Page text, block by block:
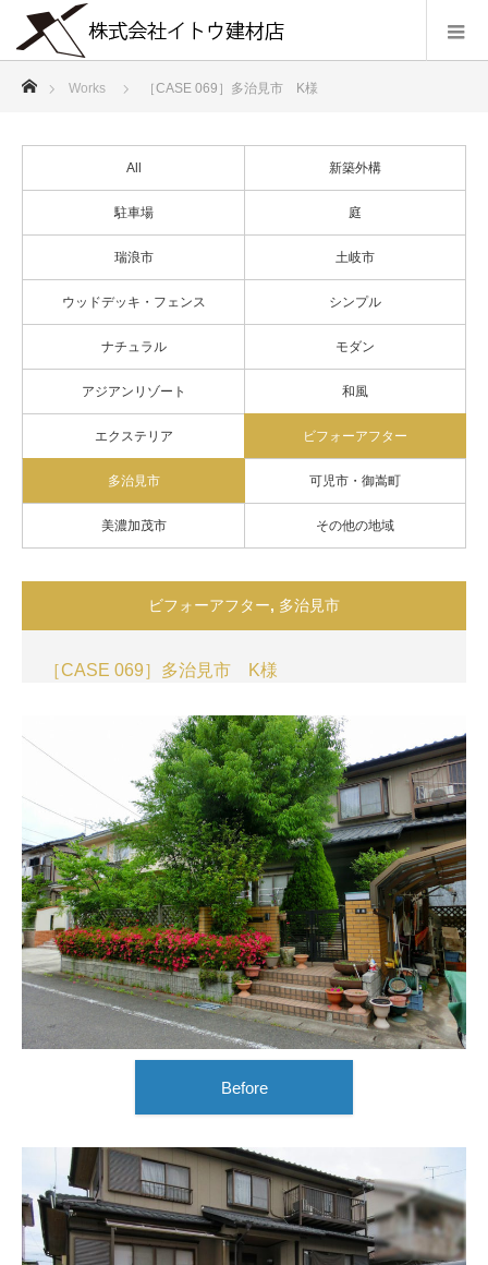
ホーム
Works ［CASE 069］多治見市 K様
All 新築外構
駐車場 庭
瑞浪市 土岐市
ウッドデッキ・フェンス シンプル
ナチュラル モダン
アジアンリゾート 和風
エクステリア ビフォーアフター
多治見市 可児市・御嵩町
美濃加茂市 その他の地域
ビフォーアフター, 多治見市
［CASE 069］多治見市 K様
Before